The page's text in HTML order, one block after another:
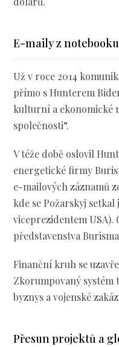
E-maily z
Už v roce 2014
přímo s Hunterem
kulturní a ekonomické
společnosti“.
V téže době oslovil
energetické firmy
e-mailových záznamů
kde se Požarskyj
viceprezidentem USA).
představenstva
Finanční kruh se
Zkorumpovaný
byznys a vojenské
Přesun projektů a